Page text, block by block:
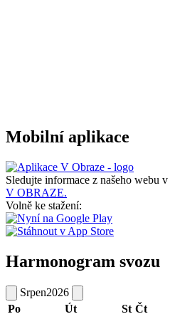
Mobilní aplikace
Sledujte informace z našeho webu v
V OBRAZE.
Volně ke stažení:
Harmonogram svozu
Srpen2026
Po
Út St Čt